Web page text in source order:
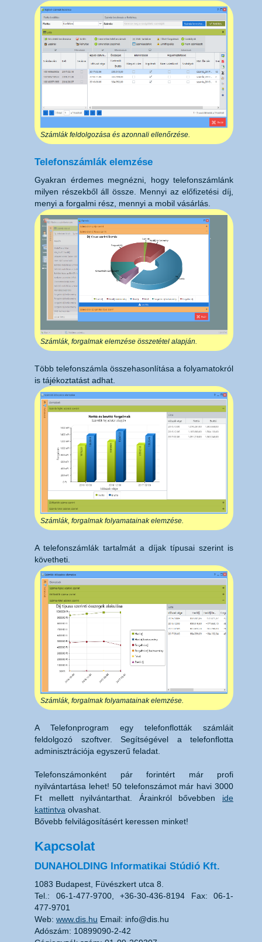
Számlák feldolgozása és azonnali ellenőrzése.
Telefonszámlák elemzése
Gyakran érdemes megnézni, hogy telefonszámlánk
milyen részekből áll össze. Mennyi az előfizetési díj,
menyi a forgalmi rész, mennyi a mobil vásárlás.
Számlák, forgalmak elemzése összetétel alapján.
Több telefonszámla összehasonlítása a folyamatokról
is tájékoztatást adhat.
Számlák, forgalmak folyamatainak elemzése.
A telefonszámlák tartalmát a díjak típusai szerint is
követheti.
Számlák, forgalmak folyamatainak elemzése.
A Telefonprogram egy telefonflották számláit
feldolgozó szoftver. Segítségével a telefonflotta
adminisztrációja egyszerű feladat.
Telefonszámonként pár forintért már profi
nyilvántartása lehet! 50 telefonszámot már havi 3000
Ft mellett nyilvántarthat. Árainkról bővebben ide
kattintva olvashat.
Bővebb felvilágosításért keressen minket!
Kapcsolat
DUNAHOLDING Informatikai Stúdió Kft.
1083 Budapest, Füvészkert utca 8.
Tel.: 06-1-477-9700, +36-30-436-8194 Fax: 06-1-
477-9701
Web: www.dis.hu Email: info@dis.hu
Adószám: 10899090-2-42